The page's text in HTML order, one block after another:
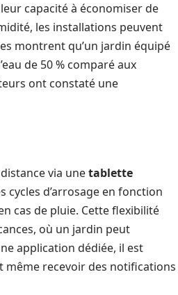
capacité à économiser de
les installations peuvent
montrent qu’un jardin équipé
de 50 % comparé aux
ont constaté une
via unetablette
d’arrosage en fonction
cas de pluie. Cette flexibilité
où un jardin peut
application dédiée, il est
même recevoir des notifications